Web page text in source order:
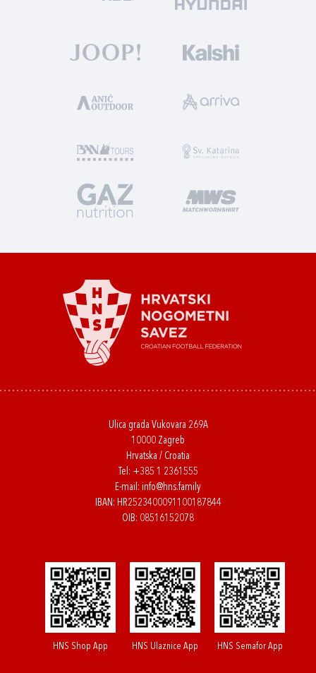
Ulica grada Vukovara 269A
10000 Zagreb
Hrvatska / Croatia
Tel: +385 1 2361555
E-mail: info@hns.family
IBAN: HR2523400091100187844
OIB: 08516152078
HNS Shop App HNS Ulaznice App HNS Semafor App